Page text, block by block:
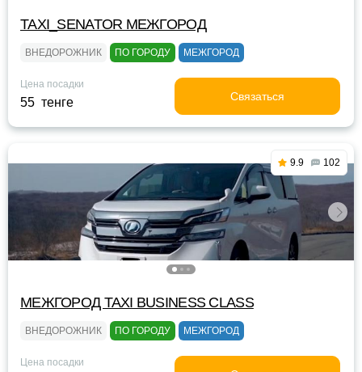
TAXI_SENATOR МЕЖГОРОД
ВНЕДОРОЖНИК ПО ГОРОДУ МЕЖГОРОД
Цена посадки
55 тенге Связаться
9.9 102
МЕЖГОРОД TAXI BUSINESS CLASS
ВНЕДОРОЖНИК ПО ГОРОДУ МЕЖГОРОД
Цена посадки